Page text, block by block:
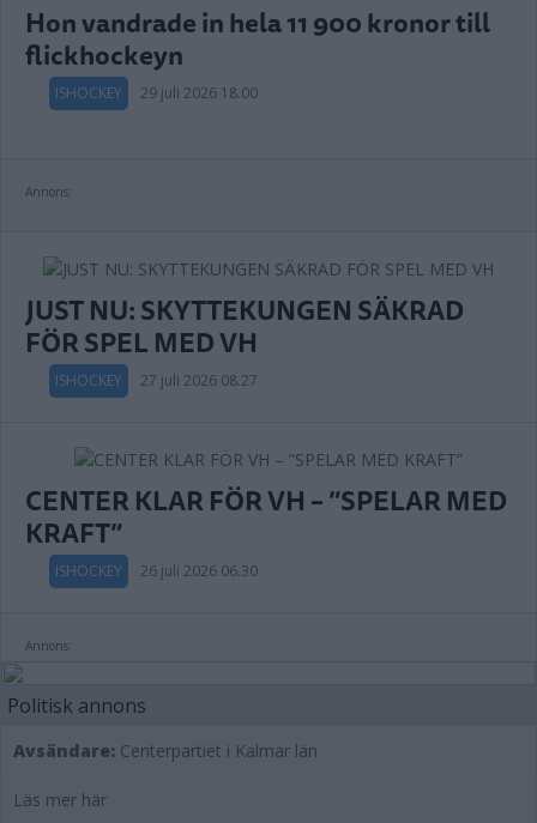
Hon vandrade in hela 11 900 kronor till
flickhockeyn
ISHOCKEY 29 juli 2026 18.00
Annons:
JUST NU: SKYTTEKUNGEN SÄKRAD
FÖR SPEL MED VH
ISHOCKEY 27 juli 2026 08.27
CENTER KLAR FÖR VH – ”SPELAR MED
KRAFT”
ISHOCKEY 26 juli 2026 06.30
Annons:
Politisk annons
Avsändare: Centerpartiet i Kalmar län
Läs mer här